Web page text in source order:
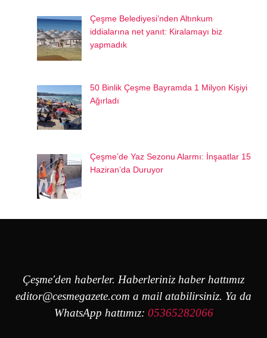
Çeşme Belediyesi’nden Altınkum
iddialarına net yanıt: Kiralamayı biz
yapmadık
50 Binlik Çeşme Bayramda 1 Milyon Kişiyi
Ağırladı
Çeşme’de Yaz Sezonu Alarmı: İnşaatlar 15
Haziran’da Duruyor
Çeşme'den haberler. Haberleriniz haber hattımız
editor@cesmegazete.com a mail atabilirsiniz. Ya da
WhatsApp hattımız: 05365282066